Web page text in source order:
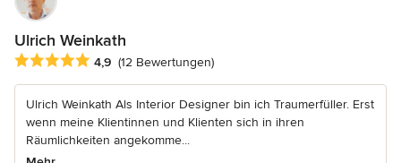
Ulrich Weinkath
Durchschnittliche Bewertung: 4.9 von 5 Sternen
4,9 (12 Bewertungen)
Ulrich Weinkath Als Interior Designer bin ich Traumerfüller. Erst
wenn meine Klientinnen und Klienten sich in ihren
Räumlichkeiten angekomme...